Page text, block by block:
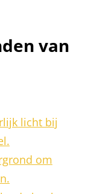
van
licht bij
om